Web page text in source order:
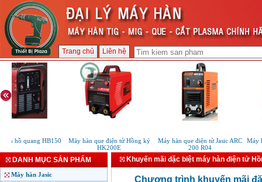
Trang chủ Liên hệ
hồ quang HB150
Máy hàn que điện tử Hồng ký
HK200E
Máy hàn que điện tử Jasic ARC
200 R04
Máy
DANH MỤC SẢN PHẨM
Máy hàn Jasic
Khuyến mãi đặc biệt máy hàn điện tử
Chương trình khuyến mãi